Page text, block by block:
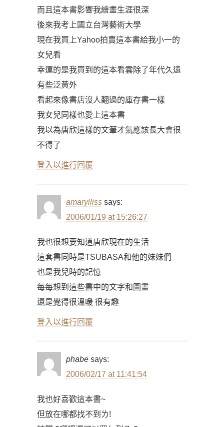
而且這本書影響我繪畫生涯很深
後來我考上國立台灣藝術大學
現在我買上Yahoo拍賣這本書給我小一的
女兒看
幸運的是我買到的這本看雲除了年代久遠
有些泛黃外
看起來像書店沒人翻過的庫存書一樣
我女兒同樣也愛上這本書
我以為唐欣這樣的文筆才氣應該長大會很
不得了
登入以進行回覆
amarylliss says:
2006/01/19 at 15:26:27
我也很想要知道唐欣現在的生活
這套書同時是TSUBASA和他的妹妹們
也是我兒時的記憶
每每想到這些書中的文字和圖畫
還是覺得很溫暖 很有趣
登入以進行回覆
phabe says:
2006/02/17 at 11:41:54
我也好喜歡這本書~
但放在哪都找不到ㄌ!